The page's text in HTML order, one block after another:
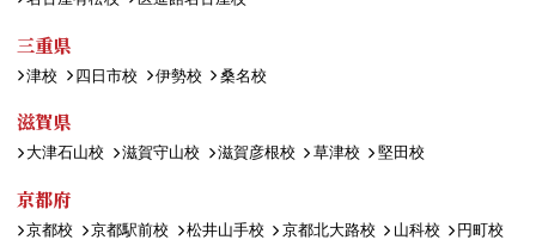
三重県
津校 四日市校 伊勢校 桑名校
滋賀県
大津石山校 滋賀守山校 滋賀彦根校 草津校 堅田校
京都府
京都校 京都駅前校 松井山手校 京都北大路校 山科校
円町校